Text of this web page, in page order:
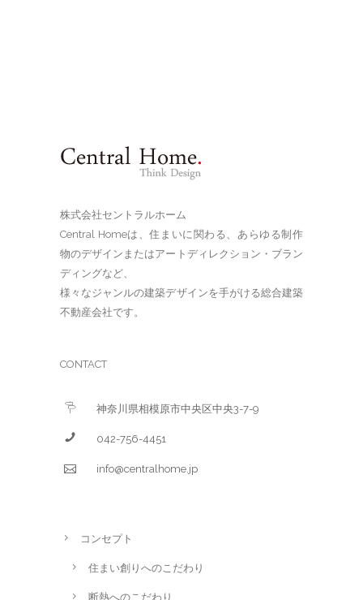
株式会社セントラルホーム
Central Homeは、住まいに関わる、あらゆる制作
物のデザインまたはアートディレクション・ブラン
ディングなど、
様々なジャンルの建築デザインを手がける総合建築
不動産会社です。
CONTACT
神奈川県相模原市中央区中央3-7-9
042-756-4451
info@centralhome.jp
コンセプト
住まい創りへのこだわり
断熱へのこだわり